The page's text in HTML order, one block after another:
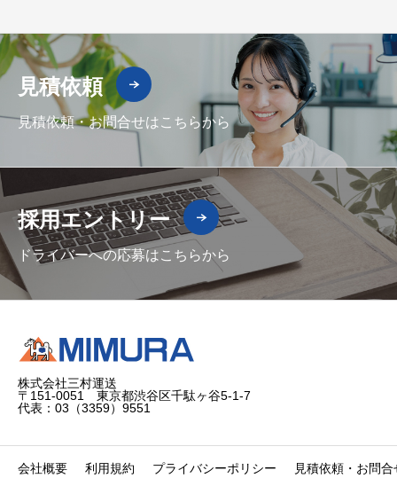
見積依頼
見積依頼・お問合せはこちらから
採用エントリー
ドライバーへの応募はこちらから
株式会社三村運送
〒151-0051 東京都渋谷区千駄ヶ谷5-1-7
代表：03（3359）9551
会社概要 利用規約 プライバシーポリシー 見積依頼・お問合